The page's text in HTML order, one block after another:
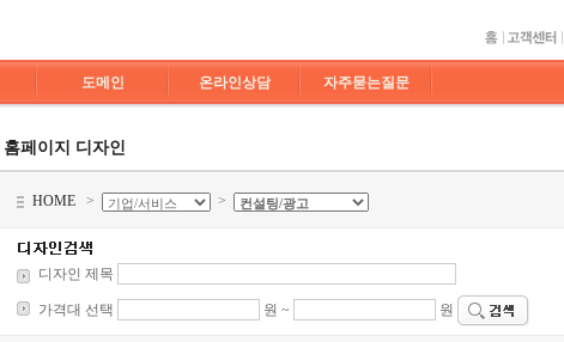
도메인 온라인상담 자주묻는질문
홈페이지 디자인
HOME > >
디자인 제목
가격대 선택 원 ~ 원